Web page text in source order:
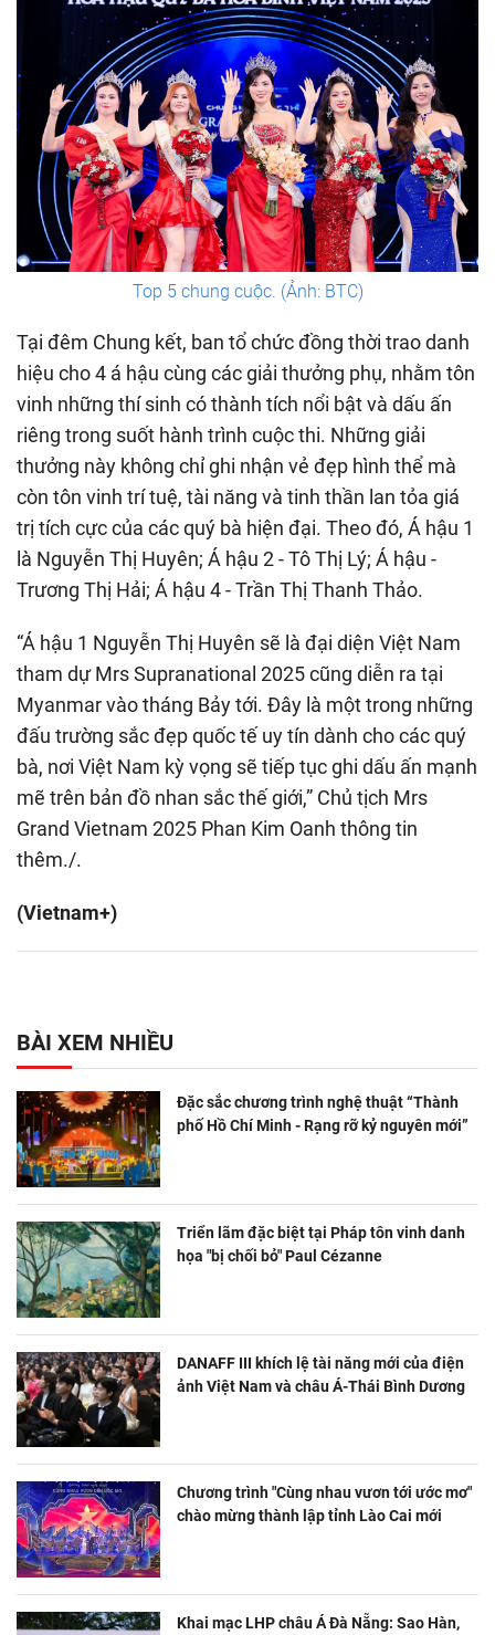
Top 5 chung cuộc. (Ảnh: BTC)
Tại đêm Chung kết, ban tổ chức đồng thời trao danh
hiệu cho 4 á hậu cùng các giải thưởng phụ, nhằm tôn
vinh những thí sinh có thành tích nổi bật và dấu ấn
riêng trong suốt hành trình cuộc thi. Những giải
thưởng này không chỉ ghi nhận vẻ đẹp hình thể mà
còn tôn vinh trí tuệ, tài năng và tinh thần lan tỏa giá
trị tích cực của các quý bà hiện đại. Theo đó, Á hậu 1
là Nguyễn Thị Huyên; Á hậu 2 - Tô Thị Lý; Á hậu -
Trương Thị Hải; Á hậu 4 - Trần Thị Thanh Thảo.
“Á hậu 1 Nguyễn Thị Huyên sẽ là đại diện Việt Nam
tham dự Mrs Supranational 2025 cũng diễn ra tại
Myanmar vào tháng Bảy tới. Đây là một trong những
đấu trường sắc đẹp quốc tế uy tín dành cho các quý
bà, nơi Việt Nam kỳ vọng sẽ tiếp tục ghi dấu ấn mạnh
mẽ trên bản đồ nhan sắc thế giới,” Chủ tịch Mrs
Grand Vietnam 2025 Phan Kim Oanh thông tin
thêm./.
(Vietnam+)
BÀI XEM NHIỀU
Đặc sắc chương trình nghệ thuật “Thành
phố Hồ Chí Minh - Rạng rỡ kỷ nguyên mới”
Triển lãm đặc biệt tại Pháp tôn vinh danh
họa "bị chối bỏ" Paul Cézanne
DANAFF III khích lệ tài năng mới của điện
ảnh Việt Nam và châu Á-Thái Bình Dương
Chương trình "Cùng nhau vươn tới ước mơ"
chào mừng thành lập tỉnh Lào Cai mới
Khai mạc LHP châu Á Đà Nẵng: Sao Hàn,